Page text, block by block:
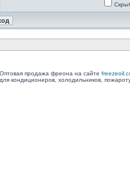
продажа фреона на сайте
кондиционеров, холодильников,